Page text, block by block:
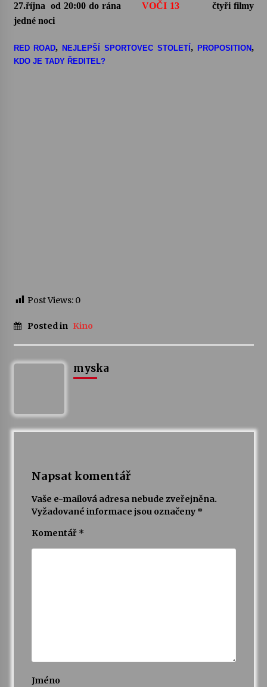
27.října od 20:00 do rána VOČI 13čtyři filmy
jedné noci
RED ROAD, NEJLEPŠÍ SPORTOVEC STOLETÍ , PROPOSITION,
KDO JE TADY ŘEDITEL?
Post Views: 0
Posted in Kino
myska
Napsat komentář
Vaše e-mailová adresa nebude zveřejněna.
Vyžadované informace jsou označeny *
Komentář *
Jméno